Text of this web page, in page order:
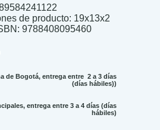
$76,410.00.
de producto: 19x13x2
9788408095460
de Bogotá, entrega entre 2 a 3 días
(días hábiles))
entrega entre 3 a 4 días (días
hábiles)